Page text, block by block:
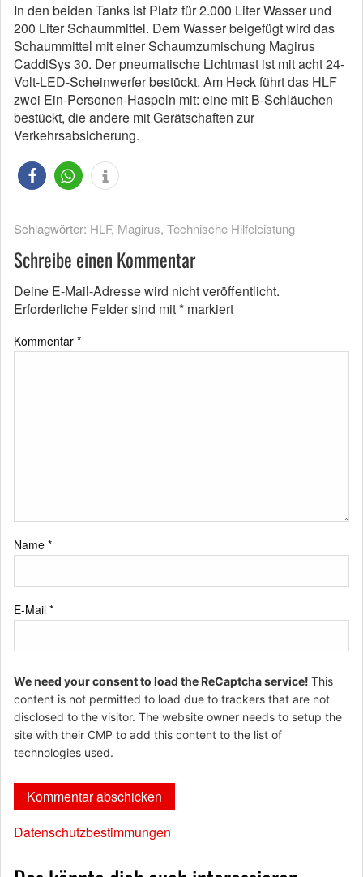
In den beiden Tanks ist Platz für 2.000 Liter Wasser und
200 Liter Schaummittel. Dem Wasser beigefügt wird das
Schaummittel mit einer Schaumzumischung Magirus
CaddiSys 30. Der pneumatische Lichtmast ist mit acht 24-
Volt-LED-Scheinwerfer bestückt. Am Heck führt das HLF
zwei Ein-Personen-Haspeln mit: eine mit B-Schläuchen
bestückt, die andere mit Gerätschaften zur
Verkehrsabsicherung.
Schlagwörter: HLF, Magirus, Technische Hilfeleistung
Schreibe einen Kommentar
Deine E-Mail-Adresse wird nicht veröffentlicht.
Erforderliche Felder sind mit* markiert
Kommentar *
Name *
E-Mail *
We need your consent to load the ReCaptcha service! This
content is not permitted to load due to trackers that are not
disclosed to the visitor. The website owner needs to setup the
site with their CMP to add this content to the list of
technologies used.
Datenschutzbestimmungen